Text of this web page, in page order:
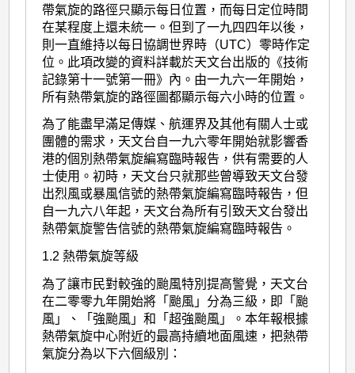
帶氣旋的路徑只顯示每日位置，而每日定位時間
在某程度上還未統一。但到了一九四四年以後，
則一直維持以每日協調世界時（UTC）零時作定
位。此項改變的資料詳載於天文台出版的《技術
記錄第十一號第一冊》內。由一九六一年開始，
所有熱帶氣旋的路徑圖都顯示每六小時的位置。
為了能盡早滿足傳媒、航運界及其他有關人士或
團體的需求，天文台自一九六零年開始就影響香
港的個別熱帶氣旋編寫臨時報告，供有需要的人
士使用。初時，天文台只就那些曾導致天文台發
出烈風或暴風信號的熱帶氣旋編寫臨時報告，但
自一九六八年起，天文台為所有引致天文台發出
熱帶氣旋警告信號的熱帶氣旋編寫臨時報告。
1.2 熱帶氣旋等級
為了讓市民對較強的颱風特別提高警覺，天文台
在二零零九年開始將「颱風」分為三級，即「颱
風」、「強颱風」和「超強颱風」。本年報根據
熱帶氣旋中心附近的最高持續地面風速，把熱帶
氣旋分為以下六個級別：